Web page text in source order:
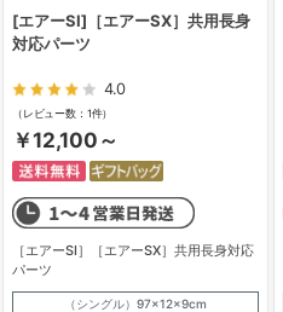
[エアーSI]［エアーSX］共用長身
対応パーツ
4.0
（レビュー数：1件）
￥12,100～
［エアーSI］［エアーSX］共用長身対応
パーツ
（シングル）97×12×9cm